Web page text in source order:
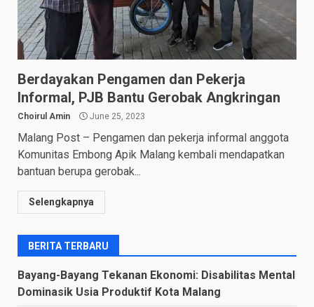
Berdayakan Pengamen dan Pekerja
Informal, PJB Bantu Gerobak Angkringan
Choirul Amin June 25, 2023
Malang Post – Pengamen dan pekerja informal anggota
Komunitas Embong Apik Malang kembali mendapatkan
bantuan berupa gerobak...
Selengkapnya
BERITA TERBARU
Bayang-Bayang Tekanan Ekonomi: Disabilitas Mental
Dominasik Usia Produktif Kota Malang